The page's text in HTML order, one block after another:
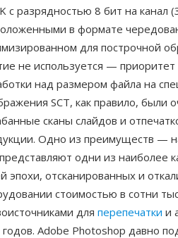
с разрядностью 8 бит на канал
в формате
для построчной
не используется — приоритет
над размером файла на
SCT, как правило,
сканы слайдов и
Одно из преимуществ —
одни из наиболее
эпохи, отсканированных и
стоимостью в сотни
для перепечатки и
Adobe Photoshop давно